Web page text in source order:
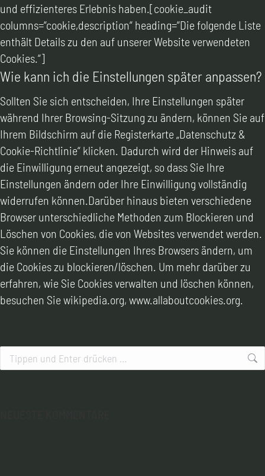
und effizienteres Erlebnis haben.[cookie_audit
columns=“cookie,description“ heading=“Die folgende Liste
enthält Details zu den auf unserer Website verwendeten
Cookies.“]
Wie kann ich die Einstellungen später anpassen?
Sollten Sie sich entscheiden, Ihre Einstellungen später
während Ihrer Browsing-Sitzung zu ändern, können Sie auf
Ihrem Bildschirm auf die Registerkarte „Datenschutz &
Cookie-Richtlinie“ klicken. Dadurch wird der Hinweis auf
die Einwilligung erneut angezeigt, so dass Sie Ihre
Einstellungen ändern oder Ihre Einwilligung vollständig
widerrufen können.Darüber hinaus bieten verschiedene
Browser unterschiedliche Methoden zum Blockieren und
Löschen von Cookies, die von Websites verwendet werden.
Sie können die Einstellungen Ihres Browsers ändern, um
die Cookies zu blockieren/löschen. Um mehr darüber zu
erfahren, wie Sie Cookies verwalten und löschen können,
besuchen Sie wikipedia.org, www.allaboutcookies.org.
Search: